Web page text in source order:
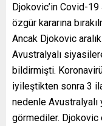
Djokovic’in Covid-19
özgür kararına
Ancak Djokovic
Avustralyalı
bildirmişti.
iyileştikten sonra 3
nedenle
görmediler. Djokovic